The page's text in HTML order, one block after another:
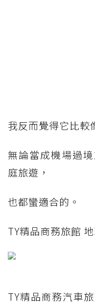
我反而覺得它比較
無論當成機場過
庭旅遊，
也都蠻適合的。
TY精品商務旅館
TY精品商務汽車